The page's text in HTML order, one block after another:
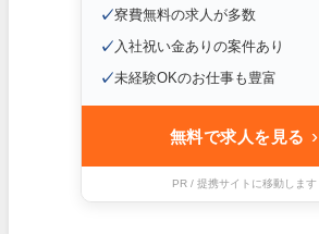
✓寮費無料の求人が多数
✓ 入社祝い金ありの案件あり
✓未経験OKのお仕事も豊富
無料で求人を見る ›
PR / 提携サイトに移動します